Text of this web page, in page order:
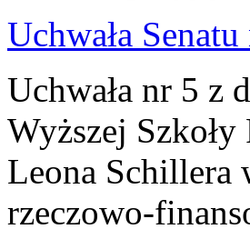
Uchwała
Uchwała nr 5 z
Wyższej
Leona Schillera
rzeczowo-